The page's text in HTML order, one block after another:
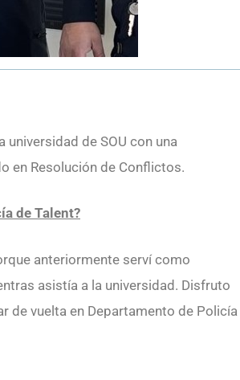
universidad de SOU con una
en Resolución de Conflictos.
de Talent?
anteriormente serví como
asistía a la universidad. Disfruto
de vuelta en Departamento de Policía